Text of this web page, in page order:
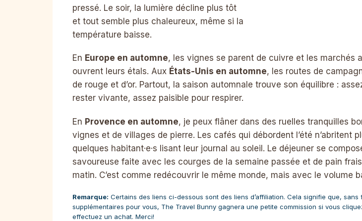
pressé. Le soir, la lumière décline plus tôt
et tout semble plus chaleureux, même si la
température baisse.
En Europe en automne, les vignes se parent de cuivre et les marchés
ouvrent leurs étals. Aux États-Unis en automne, les routes de
de rouge et d’or. Partout, la saison automnale trouve son équilibre :
rester vivante, assez paisible pour respirer.
En Provence en automne, je peux flâner dans des ruelles tranquilles
vignes et de villages de pierre. Les cafés qui débordent l’été n’abritent
quelques habitant·e·s lisant leur journal au soleil. Le déjeuner se
savoureuse faite avec les courges de la semaine passée et de pain
matin. C’est comme redécouvrir le même monde, mais avec le volume
Remarque: Certains des liens ci-dessous sont des liens d’affiliation. Cela signifie que, sans
supplémentaires pour vous, The Travel Bunny gagnera une petite commission si vous
effectuez un achat. Merci!